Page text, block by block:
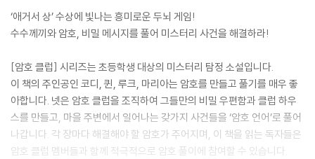
‘애거서 상’ 수상에 빛나는 흥미로운 두뇌 게임!
수수께끼와 암호, 비밀 메시지를 풀어 미스터리 사건을 해결하라!
[암호 클럽] 시리즈는 초등학생 대상의 미스터리 탐정 소설입니다.
이 책의 주인공인 코디, 퀸, 루크, 마리아는 암호를 만들고 풀기를 매우 좋
아합니다. 넷은 암호 클럽을 조직하여 그들만의 비밀 우편함과 클럽 하우
스를 만들고, 마을 주변에서 일어나는 갖가지 사건들을 ‘암호 언어’로 풀어
나갑니다. 각 장마다 해결해야 할 암호가 주어지며, 이 책을 읽는 독자들은
암호 클럽 멤버들과 함께 적극적으로 암호 풀이에 참여할 수 있습니다.